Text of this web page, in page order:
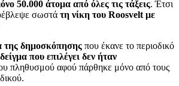
50.000 άτομα από όλες τις τάξεις. Έτσι
σωστά τη νίκη του Roosvelt με
της δημοσκόπησης που έκανε το περιοδικό
που επιλέγει δεν ήταν
πληθυσμού αφού πάρθηκε μόνο από τους